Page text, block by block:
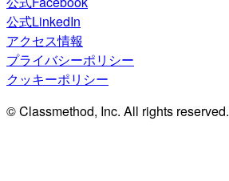
公式LinkedIn
アクセス情報
プライバシーポリシー
クッキーポリシー
© Classmethod, Inc. All rights reserved.